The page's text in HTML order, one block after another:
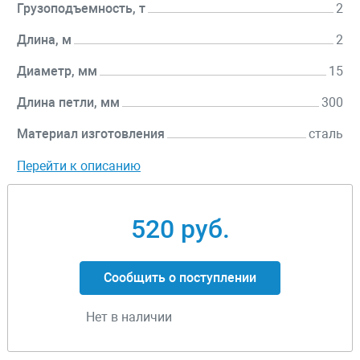
Грузоподъемность, т 2
Длина, м 2
Диаметр, мм 15
Длина петли, мм 300
Материал изготовления сталь
Перейти к описанию
520 руб.
Сообщить о поступлении
Нет в наличии